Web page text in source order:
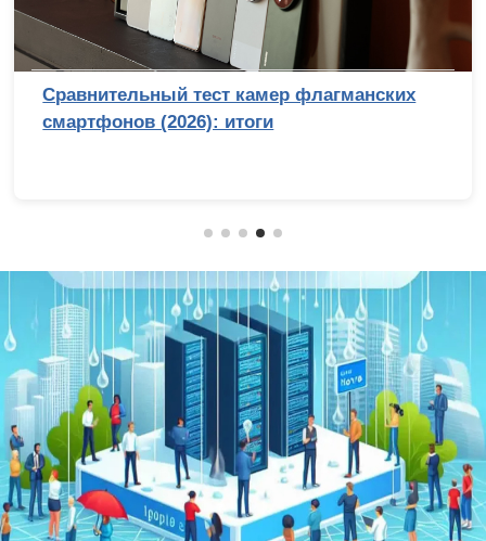
Сравнительный тест камер флагманских
смартфонов (2026): итоги